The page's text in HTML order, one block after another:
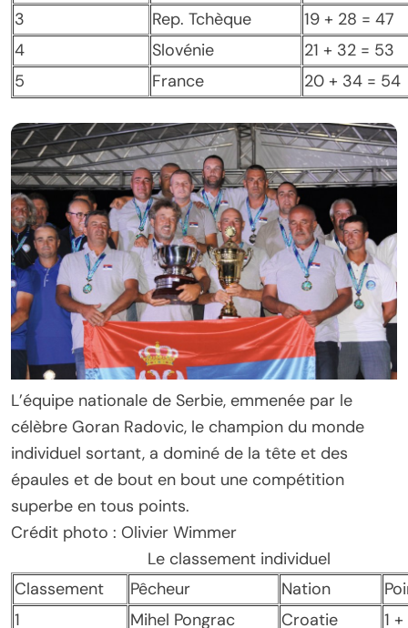
3
Rep. Tchèque
19 + 28 = 47
4
Slovénie
21 + 32 = 53
5
France 20 + 34 = 54
L’équipe nationale de Serbie, emmenée par le
célèbre Goran Radovic, le champion du monde
individuel sortant, a dominé de la tête et des
épaules et de bout en bout une compétition
superbe en tous points.
Crédit photo : Olivier Wimmer
Le classement individuel
Classement
Pêcheur Nation
1
Mihel Pongrac Croatie
1